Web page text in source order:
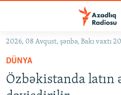
Əsas
qayıt
Əsas
naviqasiyaya
#İZAHLA
KORRUPSIOMETR
2026, 08 Avqust, şənbə, Bakı vaxtı
DÜNYA
Özbəkistanda latın